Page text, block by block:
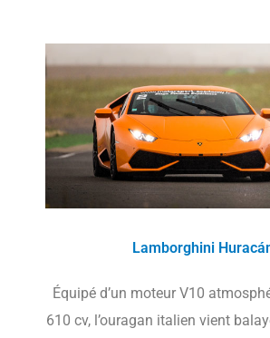
Lamborghini
Équipé d’un moteur V10
610 cv, l’ouragan italien vient